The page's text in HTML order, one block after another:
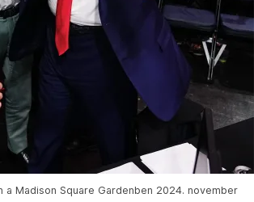
a Madison Square Gardenben 2024. november